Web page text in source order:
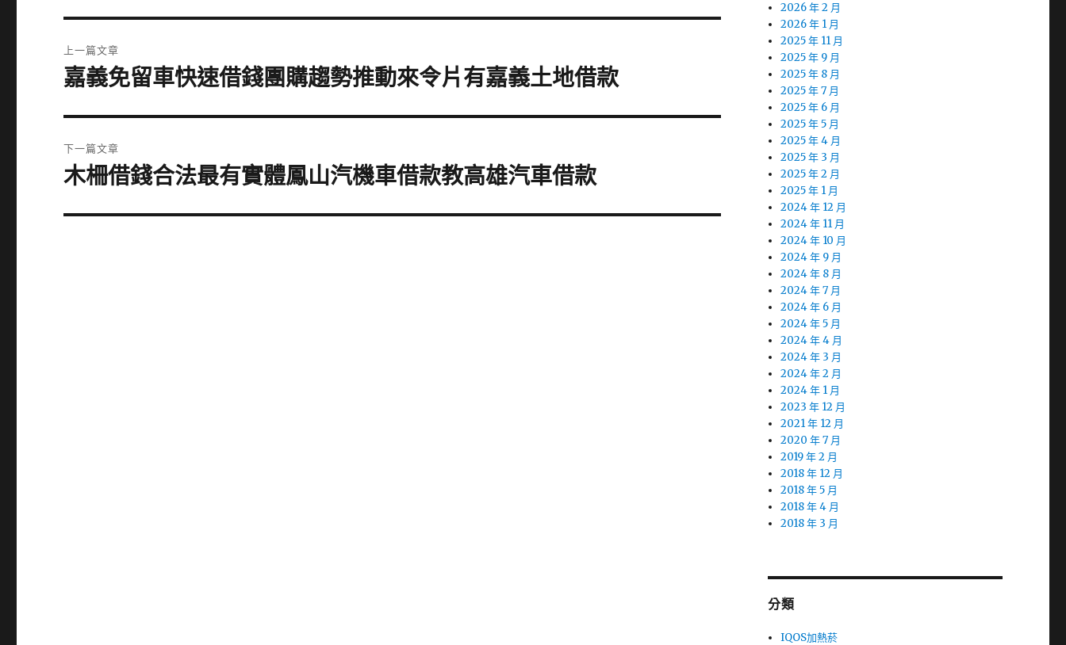
章
上一篇文章
上
篇
文
章:
嘉義免留車快速借錢團購趨勢推動來令片有嘉義土地借款
下一篇文章
下
篇
木柵借錢合法最有實體鳳山汽機車借款教高雄汽車借款
2026 年 2 月
2026 年 1 月
2025 年 11 月
2025 年 9 月
2025 年 8 月
2025 年 7 月
2025 年 6 月
2025 年 5 月
2025 年 4 月
2025 年 3 月
2025 年 2 月
2025 年 1 月
2024 年 12 月
2024 年 11 月
2024 年 10 月
2024 年 9 月
2024 年 8 月
2024 年 7 月
2024 年 6 月
2024 年 5 月
2024 年 4 月
2024 年 3 月
2024 年 2 月
2024 年 1 月
2023 年 12 月
2021 年 12 月
2020 年 7 月
2019 年 2 月
2018 年 12 月
2018 年 5 月
2018 年 4 月
2018 年 3 月
分類
IQOS加熱菸